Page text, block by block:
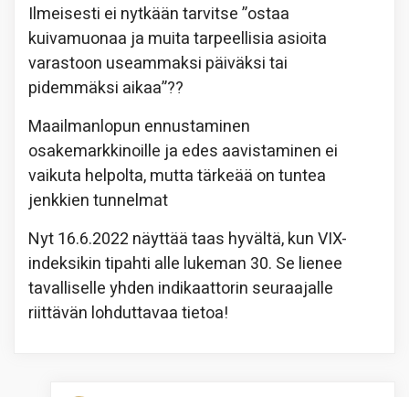
Ilmeisesti ei nytkään tarvitse ”ostaa
kuivamuonaa ja muita tarpeellisia asioita
varastoon useammaksi päiväksi tai
pidemmäksi aikaa”??
Maailmanlopun ennustaminen
osakemarkkinoille ja edes aavistaminen ei
vaikuta helpolta, mutta tärkeää on tuntea
jenkkien tunnelmat
Nyt 16.6.2022 näyttää taas hyvältä, kun VIX-
indeksikin tipahti alle lukeman 30. Se lienee
tavalliselle yhden indikaattorin seuraajalle
riittävän lohduttavaa tietoa!